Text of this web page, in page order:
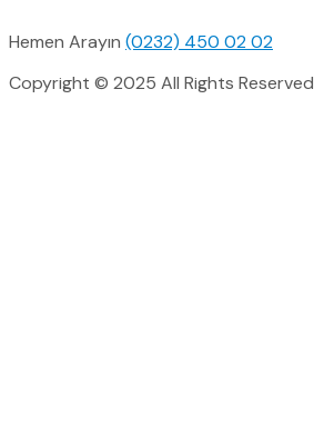
Hemen Arayın (0232) 450 02 02
Copyright © 2025 All Rights Reserved